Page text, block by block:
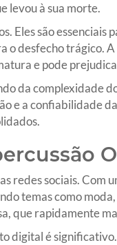
levou à sua morte.
Eles são essenciais
desfecho trágico. A
e pode
da complexidade
e a confiabilidade
redes sociais. Com
temas como
que rapidamente
digital é